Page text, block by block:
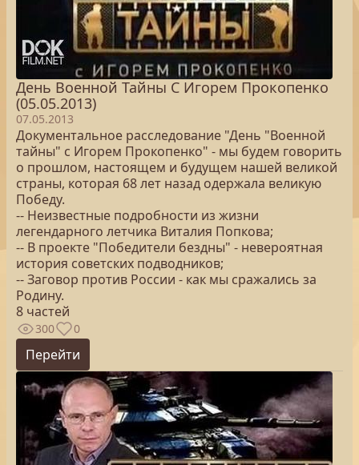
День Военной Тайны С Игорем Прокопенко
(05.05.2013)
07.05.2013
Документальное расследование "День "Военной
тайны" с Игорем Прокопенко" - мы будем говорить
о прошлом, настоящем и будущем нашей великой
страны, которая 68 лет назад одержала великую
Победу.
-- Неизвестные подробности из жизни
легендарного летчика Виталия Попкова;
-- В проекте "Победители бездны" - невероятная
история советских подводников;
-- Заговор против России - как мы сражались за
Родину.
8 частей
300 0
Перейти